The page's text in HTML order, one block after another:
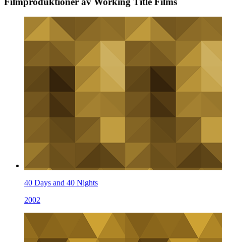
40 Days and 40 Nights
2002